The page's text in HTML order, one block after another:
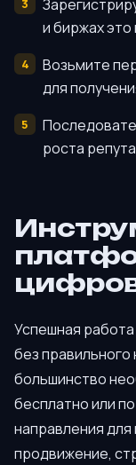
и биржах
Возьмите
для
роста
Успешная
без
большинство
бесплатно или
направления
продвижение,